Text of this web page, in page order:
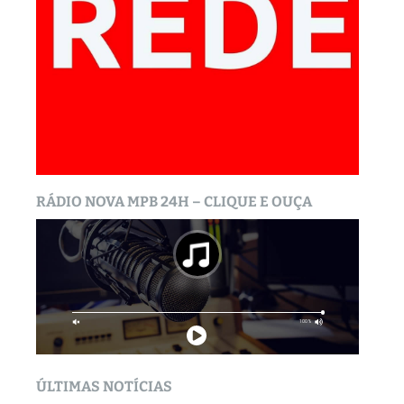
RÁDIO NOVA MPB 24H – CLIQUE E OUÇA
ÚLTIMAS NOTÍCIAS